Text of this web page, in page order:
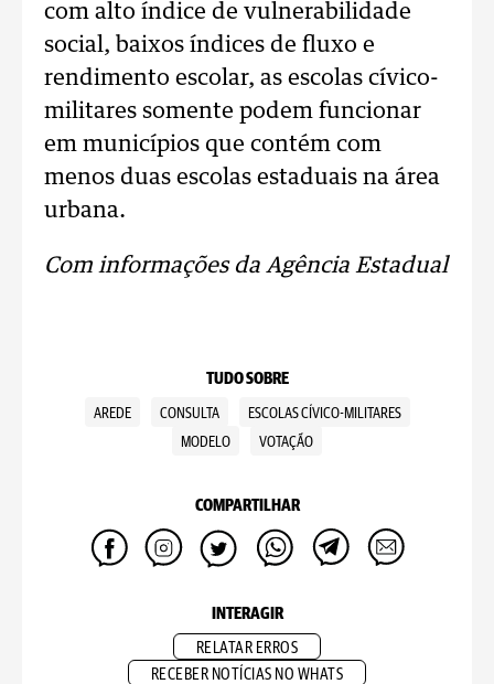
com alto índice de vulnerabilidade
social, baixos índices de fluxo e
rendimento escolar, as escolas cívico-
militares somente podem funcionar
em municípios que contém com
menos duas escolas estaduais na área
urbana.
Com informações da Agência Estadual
TUDO SOBRE
AREDE CONSULTA
ESCOLAS CÍVICO-MILITARES
MODELO
VOTAÇÃO
COMPARTILHAR
INTERAGIR
RELATAR ERROS
RECEBER NOTÍCIAS NO WHATS